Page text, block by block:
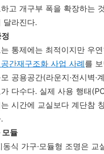
고 개구부 폭을 확장하는
달라진다.
통제에는 최적이지만 우
간재구조화 사업 사례를
공용공간(라운지·전시벽·
다수다. 실제 사용 행태
시간에 교실보다 계단참
모듈
동식 가구·모듈형 조명은 교